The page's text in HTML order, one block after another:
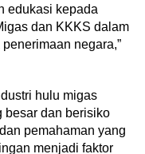
edukasi kepada
dan KKKS dalam
negara,”
hulu migas
besar dan berisiko
pemahaman yang
menjadi faktor